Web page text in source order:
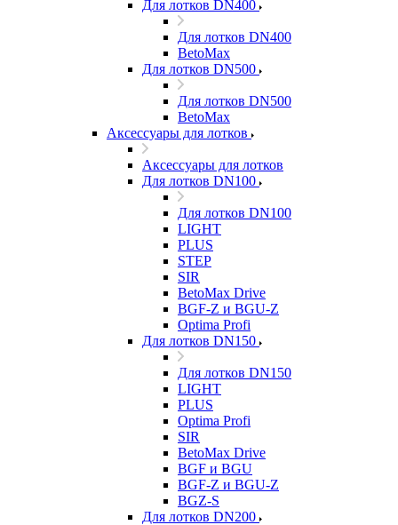
Для лотков DN400
Для лотков DN400
BetoMax
Для лотков DN500
Для лотков DN500
BetoMax
Аксессуары для лотков
Аксессуары для лотков
Для лотков DN100
Для лотков DN100
LIGHT
PLUS
STEP
SIR
BetoMax Drive
BGF-Z и BGU-Z
Optima Profi
Для лотков DN150
Для лотков DN150
LIGHT
PLUS
Optima Profi
SIR
BetoMax Drive
BGF и BGU
BGF-Z и BGU-Z
BGZ-S
Для лотков DN200